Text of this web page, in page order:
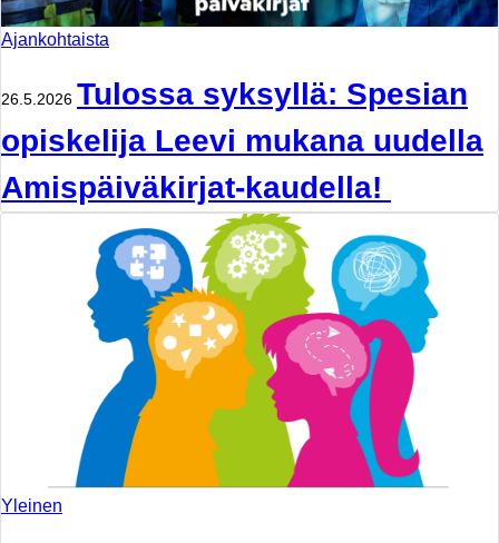
Ajankohtaista
26.5.2026 Tulossa syksyllä: Spesian
opiskelija Leevi mukana uudella
Amispäiväkirjat-kaudella!
Yleinen